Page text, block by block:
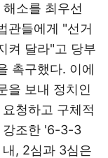
소를 최우선
관들에게 "선거
켜 달라"고 당부
촉구했다. 이에
을 보내 정치인
청하고 구체적
강조한 '6-3-3
, 2심과 3심은